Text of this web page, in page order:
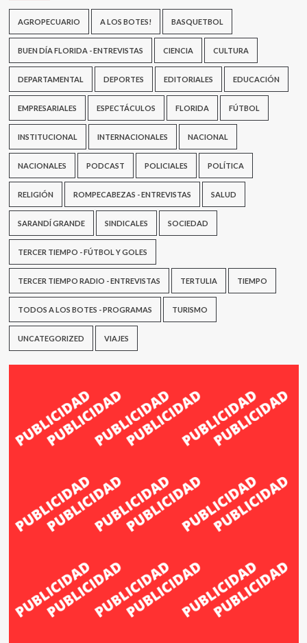
AGROPECUARIO A LOS BOTES! BASQUETBOL
BUEN DÍA FLORIDA - ENTREVISTAS CIENCIA CULTURA
DEPARTAMENTAL DEPORTES EDITORIALES EDUCACIÓN
EMPRESARIALES ESPECTÁCULOS FLORIDA FÚTBOL
INSTITUCIONAL INTERNACIONALES NACIONAL
NACIONALES PODCAST POLICIALES POLÍTICA
RELIGIÓN ROMPECABEZAS - ENTREVISTAS SALUD
SARANDÍ GRANDE SINDICALES SOCIEDAD
TERCER TIEMPO - FÚTBOL Y GOLES
TERCER TIEMPO RADIO - ENTREVISTAS TERTULIA TIEMPO
TODOS A LOS BOTES - PROGRAMAS TURISMO
UNCATEGORIZED VIAJES